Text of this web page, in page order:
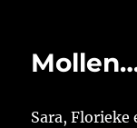
Sara,